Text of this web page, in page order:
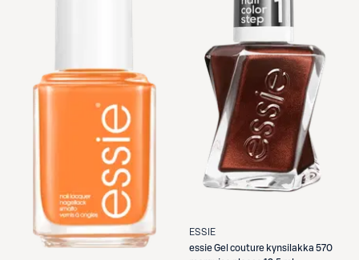
ESSIE
essieGel couture kynsilakka 570